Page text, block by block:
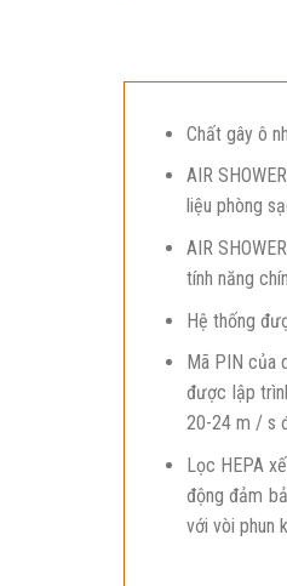
Chất gây ô
AIR
liệu phòng
AIR
tính năng
Hệ thống
Mã PIN của
được lập
20-24 m / s
Lọc HEPA
động đảm
với vòi phun